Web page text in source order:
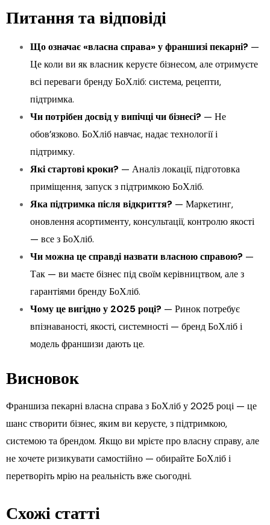
Питання та відповіді
Що означає «власна справа» у франшизі пекарні? —
Це коли ви як власник керуєте бізнесом, але отримуєте
всі переваги бренду БоХліб: система, рецепти,
підтримка.
Чи потрібен досвід у випічці чи бізнесі? — Не
обов’язково. БоХліб навчає, надає технології і
підтримку.
Які стартові кроки? — Аналіз локації, підготовка
приміщення, запуск з підтримкою БоХліб.
Яка підтримка після відкриття? — Маркетинг,
оновлення асортименту, консультації, контролю якості
— все з БоХліб.
Чи можна це справді назвати власною справою? —
Так — ви маєте бізнес під своїм керівництвом, але з
гарантіями бренду БоХліб.
Чому це вигідно у 2025 році? — Ринок потребує
впізнаваності, якості, системності — бренд БоХліб і
модель франшизи дають це.
Висновок
Франшиза пекарні власна справа з БоХліб у 2025 році — це
шанс створити бізнес, яким ви керуєте, з підтримкою,
системою та брендом. Якщо ви мрієте про власну справу, але
не хочете ризикувати самостійно — обирайте БоХліб і
перетворіть мрію на реальність вже сьогодні.
Схожі статті